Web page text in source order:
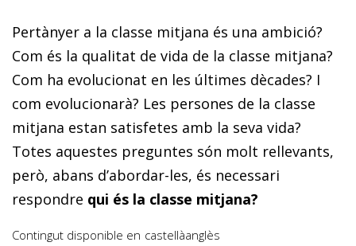
Pertànyer a la classe mitjana és una ambició?
Com és la qualitat de vida de la classe mitjana?
Com ha evolucionat en les últimes dècades? I
com evolucionarà? Les persones de la classe
mitjana estan satisfetes amb la seva vida?
Totes aquestes preguntes són molt rellevants,
però, abans d’abordar-les, és necessari
respondre qui és la classe mitjana?
Contingut disponible en castellàanglès